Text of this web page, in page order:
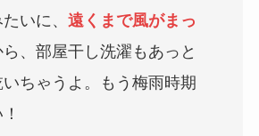
いに、 遠くまで風がまっ
ら、部屋干し洗濯もあっと
ちゃうよ。もう梅雨時期